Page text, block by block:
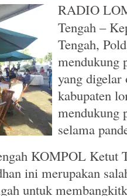
RADIO
Tengah –
Tengah,
mendukung
yang digelar
kabupaten
mendukung
selama
KOMPOL Ketut
ini merupakan
untuk